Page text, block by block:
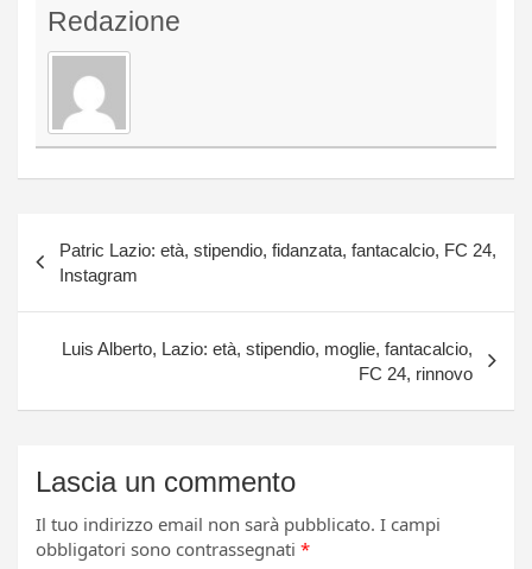
Redazione
articoli
Patric Lazio: età, stipendio, fidanzata, fantacalcio, FC 24,
Instagram
Luis Alberto, Lazio: età, stipendio, moglie, fantacalcio,
FC 24, rinnovo
Lascia un commento
Il tuo indirizzo email non sarà pubblicato. I campi
obbligatori sono contrassegnati *